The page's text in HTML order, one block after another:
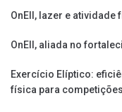
OnEll, lazer e atividade
OnEll, aliada no
Exercício Elíptico:
física para competições